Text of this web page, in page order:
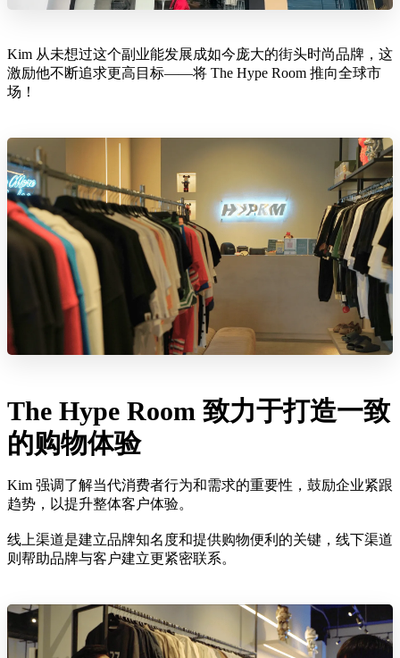
Kim 从未想过这个副业能发展成如今庞大的街头时尚品牌，这
激励他不断追求更高目标——将 The Hype Room 推向全球市
场！
The Hype Room 致力于打造一致
的购物体验
Kim 强调了解当代消费者行为和需求的重要性，鼓励企业紧跟
趋势，以提升整体客户体验。
线上渠道是建立品牌知名度和提供购物便利的关键，线下渠道
则帮助品牌与客户建立更紧密联系。